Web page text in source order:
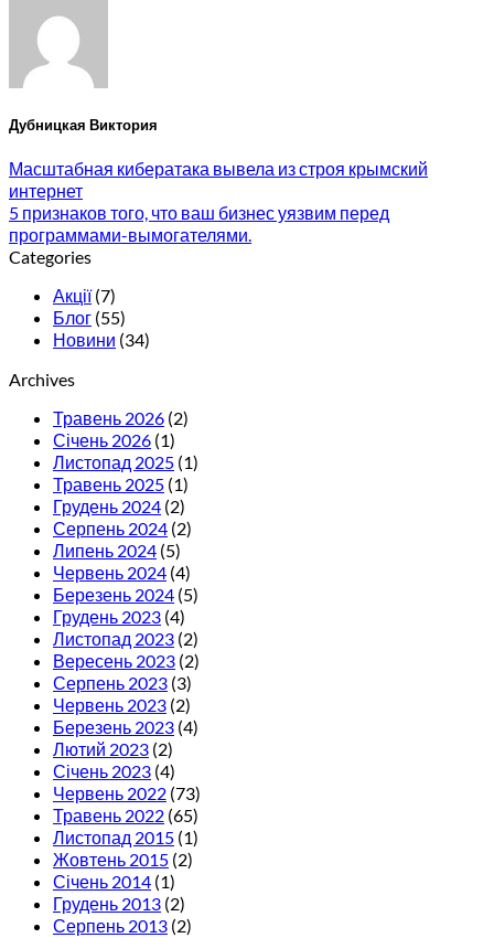
Дубницкая Виктория
Масштабная кибератака вывела из строя крымский
интернет
5 признаков того, что ваш бизнес уязвим перед
программами-вымогателями.
Categories
Акції(7)
Блог (55)
Новини (34)
Archives
Травень 2026 (2)
Січень 2026 (1)
Листопад 2025 (1)
Травень 2025 (1)
Грудень 2024 (2)
Серпень 2024 (2)
Липень 2024 (5)
Червень 2024 (4)
Березень 2024 (5)
Грудень 2023 (4)
Листопад 2023 (2)
Вересень 2023 (2)
Серпень 2023 (3)
Червень 2023 (2)
Березень 2023 (4)
Лютий 2023 (2)
Січень 2023 (4)
Червень 2022 (73)
Травень 2022 (65)
Листопад 2015 (1)
Жовтень 2015 (2)
Січень 2014 (1)
Грудень 2013 (2)
Серпень 2013 (2)